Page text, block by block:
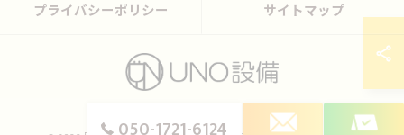
プライバシーポリシー サイトマップ